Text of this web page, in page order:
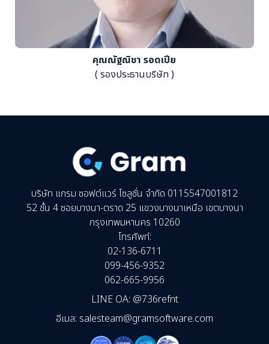
คุณณัฐณิชา รอดเปีย
( รองประธานบริษัท )
บริษัท แกรม ซอฟต์แวร์ โซลูชั่น จำกัด 0115547001812
52 ชั้น 4 ซอยบางนา-ตราด 25 แขวงบางนาเหนือ เขตบางนา
กรุงเทพมหานคร 10260
โทรศัพท์:
02-136-6711
099-456-9352
062-665-9956
LINE OA: @736refnt
อีเมล: salesteam@gramsoftware.com